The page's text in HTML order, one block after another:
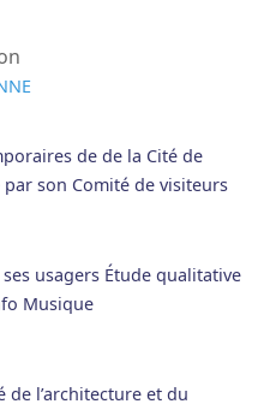
de de la Cité de
son Comité de visiteurs
usagers Étude qualitative
Musique
de l’architecture et du